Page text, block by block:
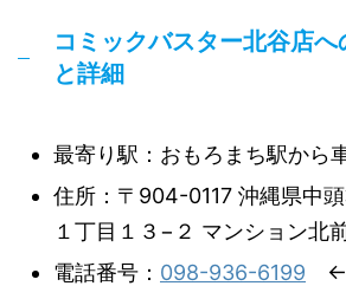
コミックバスター北谷店へ
と詳細
最寄り駅：おもろまち駅から
住所：〒904-0117 沖縄県中
１丁目１３−２ マンション北
電話番号： 098-936-6199 ←